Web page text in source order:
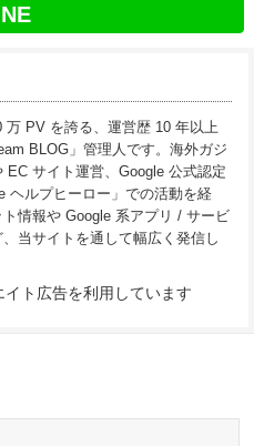
万 PV を誇る、運営歴 10 年以上
BLOG」管理人です。海外ガジ
EC サイト運営、Google 公式認定
ヘルプヒーロー」での活動を経
情報や Google 系アプリ / サービ
当サイトを通して幅広く発信し
ト広告を利用しています